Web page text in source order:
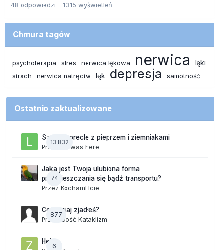
48 odpowiedzi 1 315 wyświetleń
Chmura tagów
psychoterapia stres nerwica lękowa nerwica lęki
strach nerwica natręctw lęk depresja samotność
Ostatnio zaktualizowane
13 832
Szalone precle z pieprzem i ziemniakami
Przez lily was here
74
Jaka jest Twoja ulubiona forma
przemieszczania się bądź transportu?
Przez KochamElcie
877
Co dzisiaj zjadłeś?
Przez Gość Kataklizm
6
Hej